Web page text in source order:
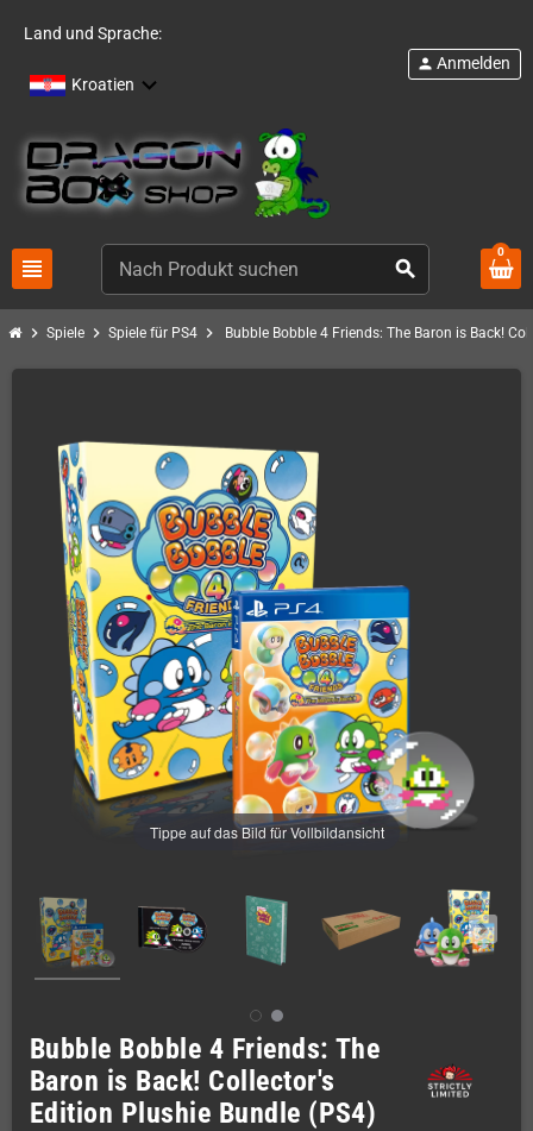
Land und Sprache:
Kroatien
view_headline search
person Anmelden
0
chevron_right Spiele chevron_right Spiele für PS4 chevron_right Bubble Bobble 4 Friends: The Baron is Back!
Tippe auf das Bild für Vollbildansicht
Bubble Bobble 4 Friends: The
Baron is Back! Collector's
Edition Plushie Bundle (PS4)